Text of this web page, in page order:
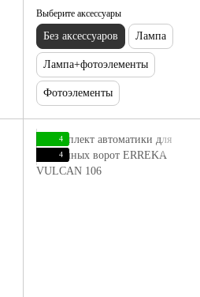
Выберите аксессуары
Без аксессуаров Лампа
Лампа+фотоэлементы
Фотоэлементы
4
4